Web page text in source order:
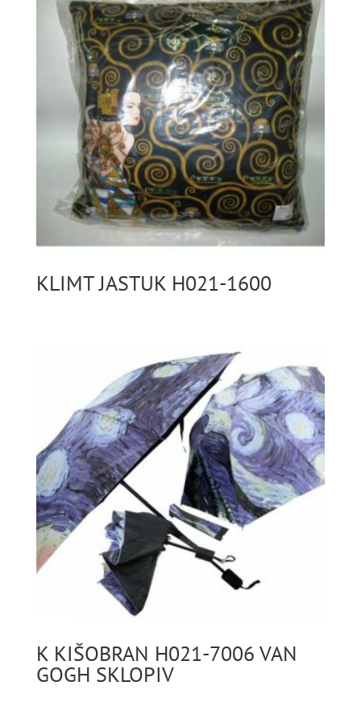
KLIMT JASTUK H021-1600
K KIŠOBRAN H021-7006 VAN
GOGH SKLOPIV